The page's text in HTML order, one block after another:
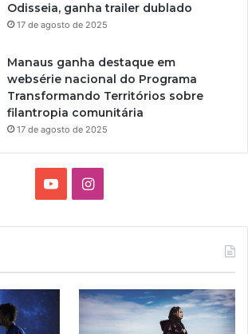
Odisseia, ganha trailer dublado
17 de agosto de 2025
Manaus ganha destaque em
websérie nacional do Programa
Transformando Territórios sobre
filantropia comunitária
17 de agosto de 2025
I